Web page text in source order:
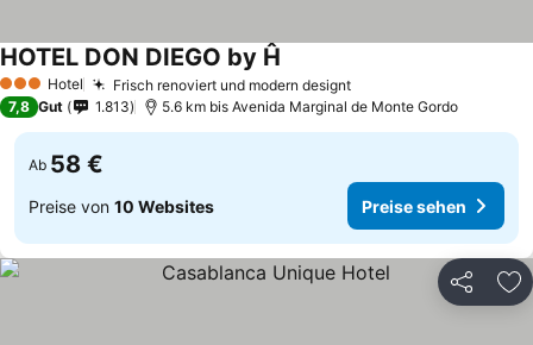
3 SterneHotel Frisch renoviert und modern designt
HOTEL DON DIEGO by Ĥ
7,8 Gut 1.813 5.6 km bis Avenida Marginal de Monte Gordo
Ab 58 €
Preise von 10 Websites Preise sehen
Teilen